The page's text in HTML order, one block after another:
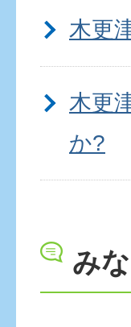
木更
木更
か?
み